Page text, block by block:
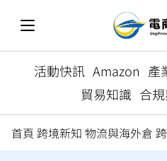
活動快訊 Amazon 產
貿易知識 合
首頁 跨境新知 物流與海外倉